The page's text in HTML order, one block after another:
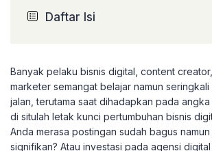
Daftar Isi
Banyak pelaku bisnis digital, content
marketer semangat belajar namun
jalan, terutama saat dihadapkan pada angka
di situlah letak kunci pertumbuhan bisnis
Anda merasa postingan sudah bagus
signifikan? Atau investasi pada agensi